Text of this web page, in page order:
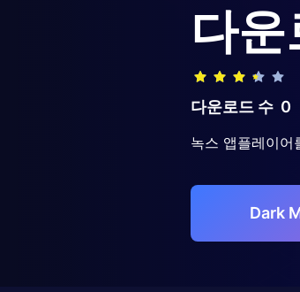
다
다운로드 수 0
녹스 앱플레이어
Dark